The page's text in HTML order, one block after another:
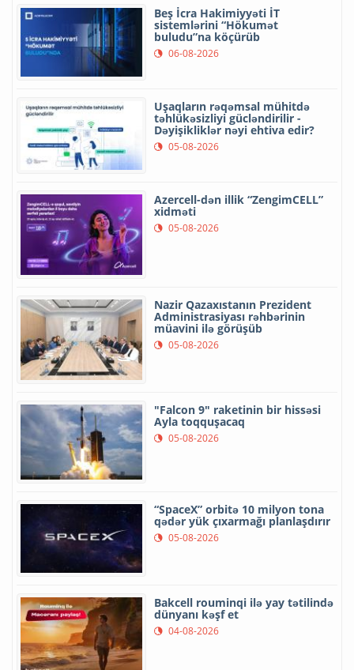
Beş İcra Hakimiyyəti İT
sistemlərini “Hökumət
buludu”na köçürüb
06-08-2026
Uşaqların rəqəmsal mühitdə
təhlükəsizliyi gücləndirilir -
Dəyişikliklər nəyi ehtiva edir?
05-08-2026
Azercell-dən illik “ZengimCELL”
xidməti
05-08-2026
Nazir Qazaxıstanın Prezident
Administrasiyası rəhbərinin
müavini ilə görüşüb
05-08-2026
"Falcon 9" raketinin bir hissəsi
Ayla toqquşacaq
05-08-2026
“SpaceX” orbitə 10 milyon tona
qədər yük çıxarmağı planlaşdırır
05-08-2026
Bakcell rouminqi ilə yay tətilində
dünyanı kəşf et
04-08-2026